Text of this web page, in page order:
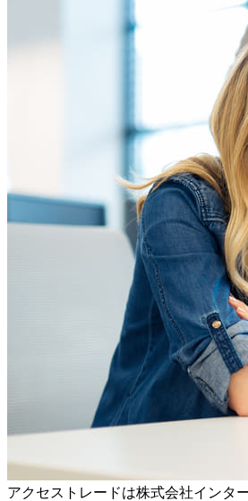
アクセストレードは株式会社インタ